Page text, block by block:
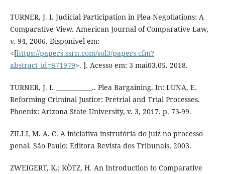
TURNER, J. I. Judicial Participation in Plea Negotiations: A
Comparative View. American Journal of Comparative Law,
v. 94, 2006. Disponivel em:
<[https://papers.ssrn.com/sol3/papers.cfm?
abstract_id=871979>. ]. Acesso em: 3 mai03.05. 2018.
TURNER, J. I. ____________.. Plea Bargaining. In: LUNA, E.
Reforming Criminal Justice: Pretrial and Trial Processes.
Phoenix: Arizona State University, v. 3, 2017. p. 73-99.
ZILLI, M. A. C. A iniciativa instrutória do juiz no processo
penal. São Paulo: Editora Revista dos Tribunais, 2003.
ZWEIGERT, K.; KÖTZ, H. An Introduction to Comparative